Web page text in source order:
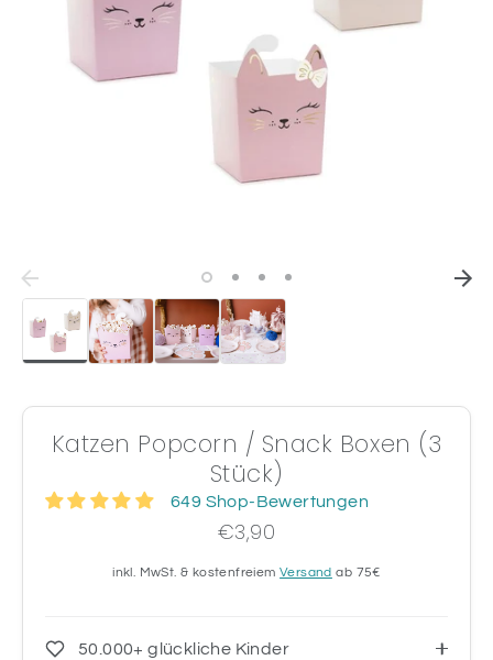
Katzen Popcorn / Snack Boxen (3
Stück)
649 Shop-Bewertungen
€3,90
inkl. MwSt. & kostenfreiemVersand ab 75€
50.000+ glückliche Kinder